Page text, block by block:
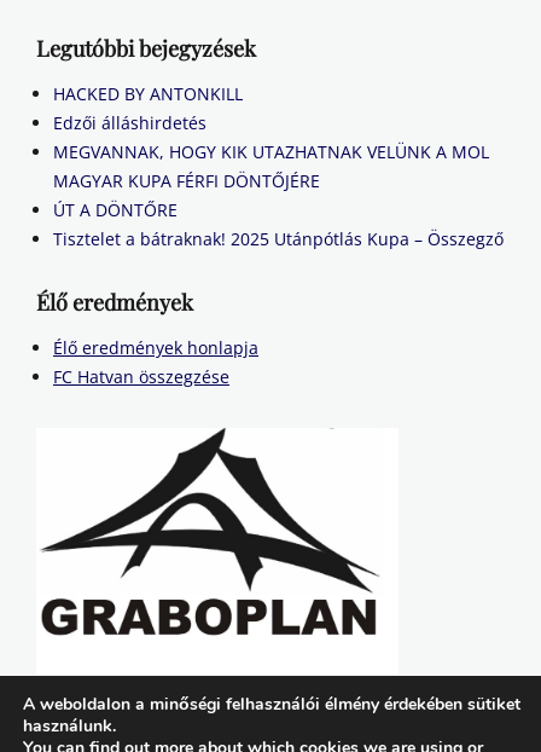
Legutóbbi bejegyzések
HACKED BY ANTONKILL
Edzői álláshirdetés
MEGVANNAK, HOGY KIK UTAZHATNAK VELÜNK A MOL
MAGYAR KUPA FÉRFI DÖNTŐJÉRE
ÚT A DÖNTŐRE
Tisztelet a bátraknak! 2025 Utánpótlás Kupa – Összegző
Élő eredmények
Élő eredmények honlapja
FC Hatvan összegzése
A weboldalon a minőségi felhasználói élmény érdekében sütiket
használunk.